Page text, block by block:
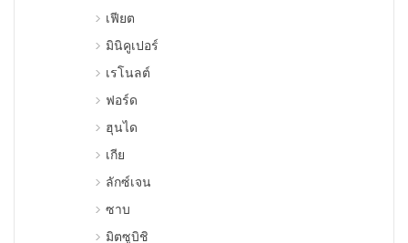
เฟียต
มินิคูเปอร์
เรโนลต์
ฟอร์ด
ฮุนได
เกีย
ลักซ์เจน
ซาบ
มิตซูบิชิ